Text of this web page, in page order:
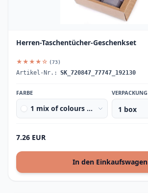
Herren-Taschentücher-Geschenkset
★★★★☆ (73)
Artikel-Nr.: SK_720847_77747_192130
FARBE
1 mix of colours and designs light
VERPACKUNG
7.26 EUR
In den Einkaufswagen